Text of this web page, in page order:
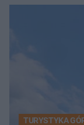
TURYSTYKA